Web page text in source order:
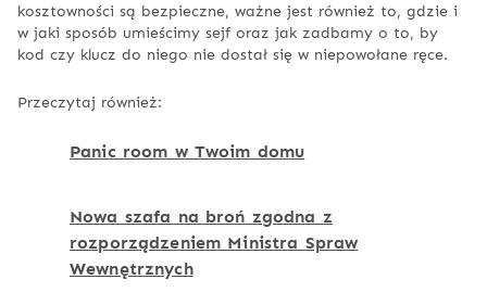
kosztowności są bezpieczne, ważne jest również to, gdzie i
w jaki sposób umieścimy sejf oraz jak zadbamy o to, by
kod czy klucz do niego nie dostał się w niepowołane ręce.
Przeczytaj również:
Panic room w Twoim domu
Nowa szafa na broń zgodna z
rozporządzeniem Ministra Spraw
Wewnętrznych